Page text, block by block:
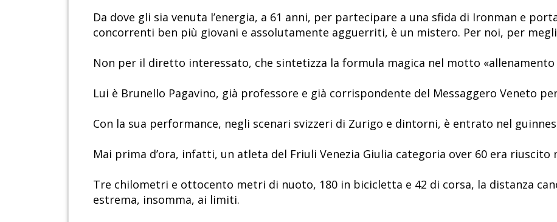
Da dove gli sia venuta l’energia, a 61 anni, per partecipare a una sfida di Ironman e
concorrenti ben più giovani e assolutamente agguerriti, è un mistero. Per noi, per
Non per il diretto interessato, che sintetizza la formula magica nel motto «allenamento
Lui è Brunello Pagavino, già professore e già corrispondente del Messaggero Veneto
Con la sua performance, negli scenari svizzeri di Zurigo e dintorni, è entrato nel
Mai prima d’ora, infatti, un atleta del Friuli Venezia Giulia categoria over 60 era riuscito
Tre chilometri e ottocento metri di nuoto, 180 in bicicletta e 42 di corsa, la distanza
estrema, insomma, ai limiti.